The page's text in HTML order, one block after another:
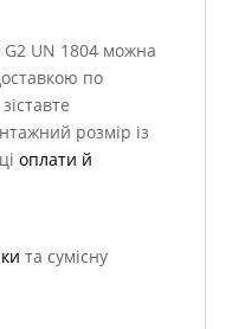
UN 1804 можна
по
розмір із
оплати й
та сумісну